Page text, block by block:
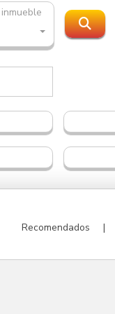
Recomendados